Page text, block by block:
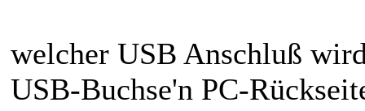
welcher USB Anschluß
USB-Buchse'n PC-